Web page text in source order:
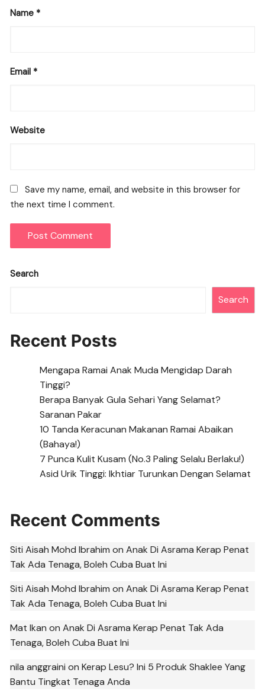
Name *
Email *
Website
Save my name, email, and website in this browser for
the next time I comment.
Search
Search
Recent Posts
Mengapa Ramai Anak Muda Mengidap Darah
Tinggi?
Berapa Banyak Gula Sehari Yang Selamat?
Saranan Pakar
10 Tanda Keracunan Makanan Ramai Abaikan
(Bahaya!)
7 Punca Kulit Kusam (No.3 Paling Selalu Berlaku!)
Asid Urik Tinggi: Ikhtiar Turunkan Dengan Selamat
Recent Comments
Siti Aisah Mohd Ibrahim onAnak Di Asrama Kerap Penat
Tak Ada Tenaga, Boleh Cuba Buat Ini
Siti Aisah Mohd Ibrahim onAnak Di Asrama Kerap Penat
Tak Ada Tenaga, Boleh Cuba Buat Ini
Mat Ikan onAnak Di Asrama Kerap Penat Tak Ada
Tenaga, Boleh Cuba Buat Ini
nila anggraini onKerap Lesu? Ini 5 Produk Shaklee Yang
Bantu Tingkat Tenaga Anda